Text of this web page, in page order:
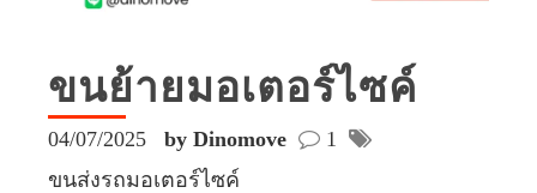
ขนย้ายมอเตอร์ไซค์
04/07/2025 by Dinomove
1
ขนส่งรถมอเตอร์ไซค์